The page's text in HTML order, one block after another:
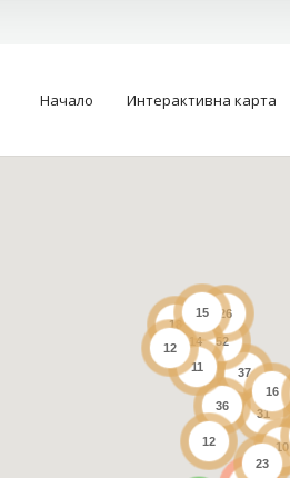
Начало Интерактивна карта
37
31
52
36
26
10
16
18
14
11
23
15
12
12